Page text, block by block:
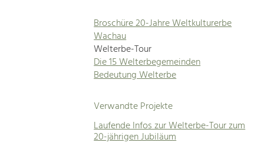
Broschüre 20-Jahre Weltkulturerbe
Wachau
Welterbe-Tour
Die 15 Welterbegemeinden
Bedeutung Welterbe
Verwandte Projekte
Laufende Infos zur Welterbe-Tour zum
20-jährigen Jubiläum